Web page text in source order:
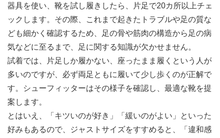
器具を使い、靴を試し履きしたら、片足で20カ所以上チェ
ックします。その際、これまで起きたトラブルや足の質な
ども細かく確認するため、足の骨や筋肉の構造から足の病
気などに至るまで、足に関する知識が欠かせません。
試着では、片足しか履かない、座ったまま履くという人が
多いのですが、必ず両足ともに履いて少し歩くのが正解で
す。シューフィッターはその様子を確認し、最適な靴を提
案します。
とはいえ、「キツいのが好き」「緩いのがよい」といった
好みもあるので、ジャストサイズをすすめると、「違和感